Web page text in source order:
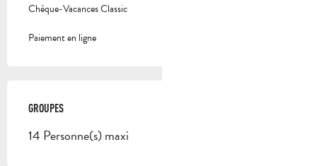
Chèque-Vacances Classic
Paiement en ligne
GROUPES
GROUPES
14 Personne(s) maxi